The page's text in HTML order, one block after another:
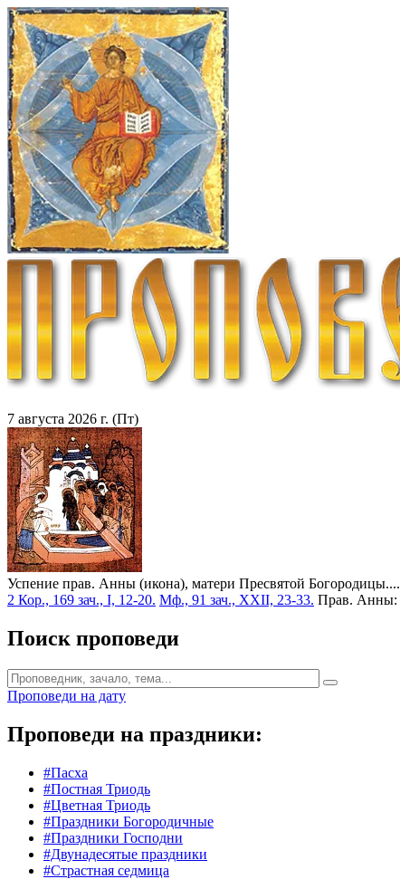
7 августа 2026 г. (Пт)
Успение прав. Анны (икона), матери Пресвятой Богородицы....
2 Кор., 169 зач., I, 12-20. Мф., 91 зач., XXII, 23-33. Прав. Анны:
Поиск проповеди
Проповеди на дату
Проповеди на праздники:
#Пасха
#Постная Триодь
#Цветная Триодь
#Праздники Богородичные
#Праздники Господни
#Двунадесятые праздники
#Страстная седмица